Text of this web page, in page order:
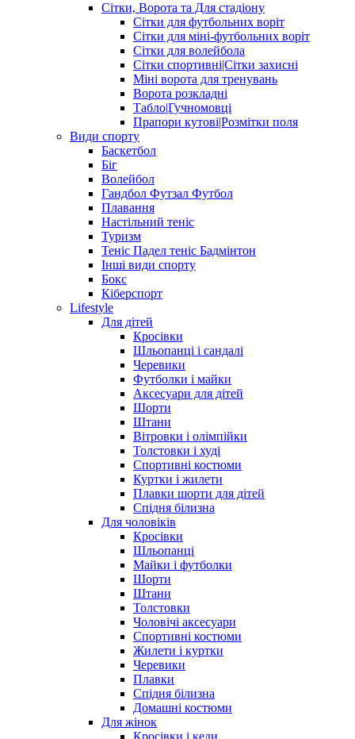
Сітки, Ворота та Для стадіону
Сітки для футбольних воріт
Сітки для міні-футбольних воріт
Сітки для волейбола
Сітки спортивні|Cітки захисні
Міні ворота для тренувань
Ворота розкладні
Табло|Гучномовці
Прапори кутові|Розмітки поля
Види спорту
Баскетбол
Біг
Волейбол
Гандбол Футзал Футбол
Плавання
Настільний теніс
Туризм
Теніс Падел теніс Бадмінтон
Інші види спорту
Бокс
Кіберспорт
Lifestyle
Для дітей
Кросівки
Шльопанці і сандалі
Черевики
Футболки і майки
Аксесуари для дітей
Шорти
Штани
Вітровки і олімпійки
Толстовки і худі
Спортивні костюми
Куртки і жилети
Плавки шорти для дітей
Спідня білизна
Для чоловіків
Кросівки
Шльопанці
Майки і футболки
Шорти
Штани
Толстовки
Чоловічі аксесуари
Спортивні костюми
Жилети і куртки
Черевики
Плавки
Спідня білизна
Домашні костюми
Для жінок
Кросівки і кеди